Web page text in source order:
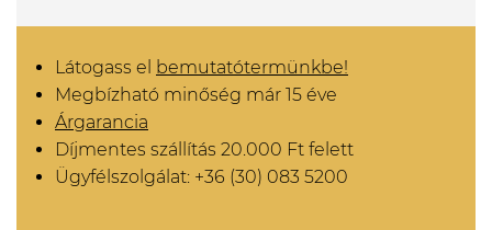
Látogass el bemutatótermünkbe!
Megbízható minőség már 15 éve
Árgarancia
Díjmentes szállítás 20.000 Ft felett
Ügyfélszolgálat: +36 (30) 083 5200